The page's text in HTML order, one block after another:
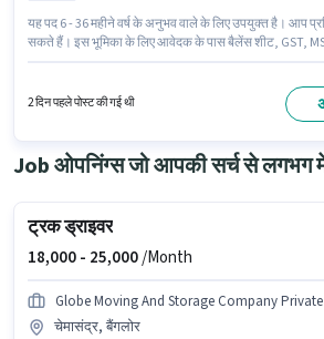
यह पद 6 - 36 महीने वर्ष के अनुभव वाले के लिए उपयुक्त है। आप
सकते हैं। इस भूमिका के लिए आवेदक के पास बैलेंस शीट, GST,
इंदौर में स्थित है। इस पद के लिए उम्मीदवार के पास ग्रेजुएट डिग्री/
2 दिन पहले पोस्ट की गई थी
Job ओपनिंग्स जो आपकी सर्च से लगभग
ट्रक ड्राइवर
18,000 - 25,000/Month
Globe Moving And Storage Company
चेमासंद्र, बैंगलोर